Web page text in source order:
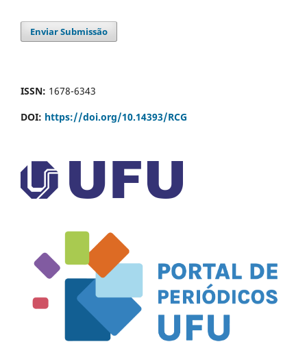
Enviar Submissão
ISSN: 1678-6343
DOI: https://doi.org/10.14393/RCG